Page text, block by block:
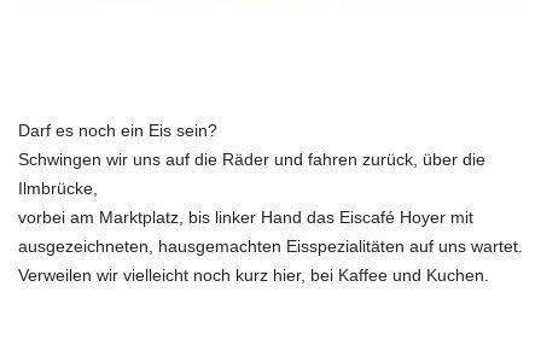
Darf es noch ein Eis sein?
Schwingen wir uns auf die Räder und fahren zurück, über die
Ilmbrücke,
vorbei am Marktplatz, bis linker Hand das Eiscafé Hoyer mit
ausgezeichneten, hausgemachten Eisspezialitäten auf uns wartet.
Verweilen wir vielleicht noch kurz hier, bei Kaffee und Kuchen.